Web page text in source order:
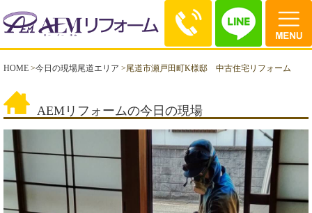
HOME >今日の現場尾道エリア >尾道市瀬戸田町K様邸 中古住宅リフォーム
AEMリフォームの今日の現場